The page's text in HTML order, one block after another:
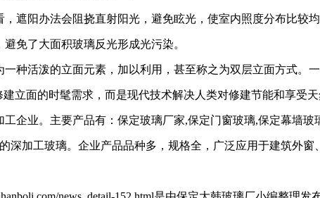
遮阳办法会阻挠直射阳光，避免眩光，使室内照度分布比较
免了大面积玻璃反光形成光污染。
种活泼的立面元素，加以利用，甚至称之为双层立面方式。
立面的时髦需求，而是现代技术解决人类对修建节能和享受
企业。主要产品有：保定玻璃厂家,保定门窗玻璃,保定幕墙
加工玻璃。企业产品品种多，规格全，广泛应用于建筑外窗、